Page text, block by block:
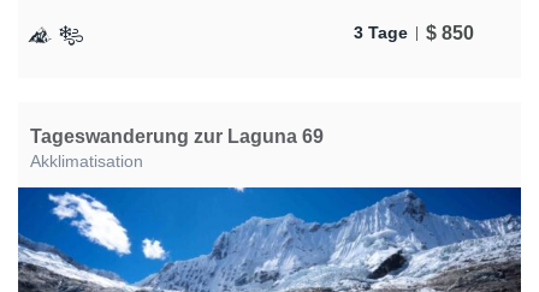
3 Tage $ 850
Tageswanderung zur Laguna 69
Akklimatisation